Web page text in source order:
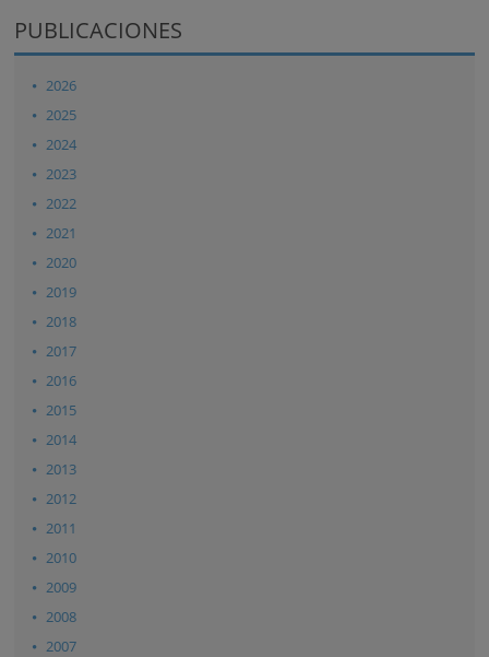
PUBLICACIONES
2026
2025
2024
2023
2022
2021
2020
2019
2018
2017
2016
2015
2014
2013
2012
2011
2010
2009
2008
2007